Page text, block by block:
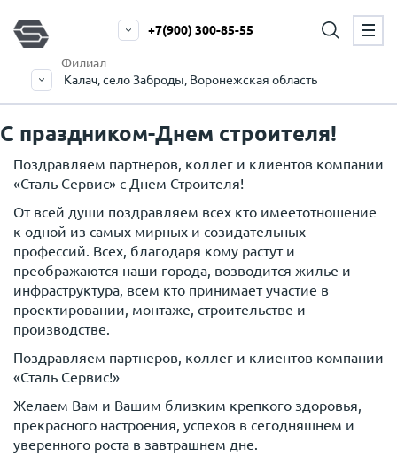
Филиал
Калач, село Заброды, Воронежская область
+7(900) 300-85-55
С праздником-Днем строителя!
Поздравляем партнеров, коллег и клиентов компании
«Сталь Сервис» с Днем Строителя!
От всей души поздравляем всех кто имеетотношение
к одной из самых мирных и созидательных
профессий. Всех, благодаря кому растут и
преображаются наши города, возводится жилье и
инфраструктура, всем кто принимает участие в
проектировании, монтаже, строительстве и
производстве.
Поздравляем партнеров, коллег и клиентов компании
«Сталь Сервис!»
Желаем Вам и Вашим близким крепкого здоровья,
прекрасного настроения, успехов в сегодняшнем и
уверенного роста в завтрашнем дне.